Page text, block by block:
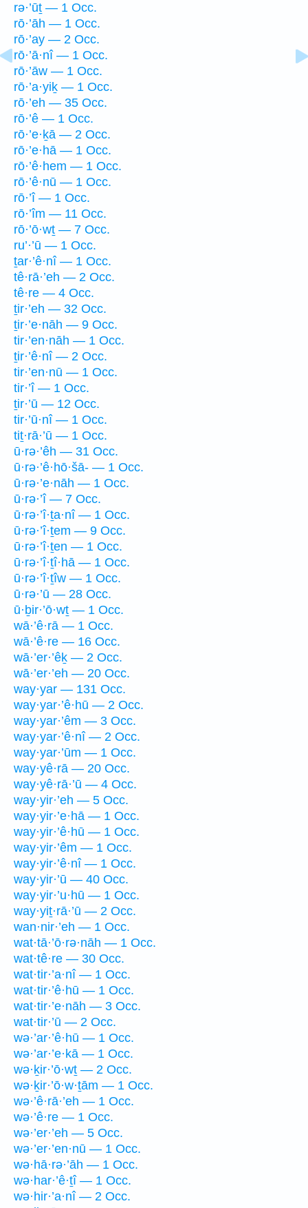
rə·’ūṯ — 1 Occ.
rō·’āh — 1 Occ.
rō·’ay — 2 Occ.
rō·’ā·nî — 1 Occ.
rō·’āw — 1 Occ.
rō·’a·yiḵ — 1 Occ.
rō·’eh — 35 Occ.
rō·’ê — 1 Occ.
rō·’e·ḵā — 2 Occ.
rō·’e·hā — 1 Occ.
rō·’ê·hem — 1 Occ.
rō·’ê·nū — 1 Occ.
rō·’î — 1 Occ.
rō·’îm — 11 Occ.
rō·’ō·wṯ — 7 Occ.
ru’·’ū — 1 Occ.
ṯar·’ê·nî — 1 Occ.
tê·rā·’eh — 2 Occ.
tê·re — 4 Occ.
ṯir·’eh — 32 Occ.
ṯir·’e·nāh — 9 Occ.
tir·’en·nāh — 1 Occ.
ṯir·’ê·nî — 2 Occ.
tir·’en·nū — 1 Occ.
tir·’î — 1 Occ.
ṯir·’ū — 12 Occ.
tir·’ū·nî — 1 Occ.
tiṯ·rā·’ū — 1 Occ.
ū·rə·’êh — 31 Occ.
ū·rə·’ê·hō·šā- — 1 Occ.
ū·rə·’e·nāh — 1 Occ.
ū·rə·’î — 7 Occ.
ū·rə·’î·ṯa·nî — 1 Occ.
ū·rə·’î·ṯem — 9 Occ.
ū·rə·’î·ṯen — 1 Occ.
ū·rə·’î·ṯî·hā — 1 Occ.
ū·rə·’î·ṯîw — 1 Occ.
ū·rə·’ū — 28 Occ.
ū·ḇir·’ō·wṯ — 1 Occ.
wā·’ê·rā — 1 Occ.
wā·’ê·re — 16 Occ.
wā·’er·’êḵ — 2 Occ.
wā·’er·’eh — 20 Occ.
way·yar — 131 Occ.
way·yar·’ê·hū — 2 Occ.
way·yar·’êm — 3 Occ.
way·yar·’ê·nî — 2 Occ.
way·yar·’ūm — 1 Occ.
way·yê·rā — 20 Occ.
way·yê·rā·’ū — 4 Occ.
way·yir·’eh — 5 Occ.
way·yir·’e·hā — 1 Occ.
way·yir·’ê·hū — 1 Occ.
way·yir·’êm — 1 Occ.
way·yir·’ê·nî — 1 Occ.
way·yir·’ū — 40 Occ.
way·yir·’u·hū — 1 Occ.
way·yiṯ·rā·’ū — 2 Occ.
wan·nir·’eh — 1 Occ.
wat·tā·’ō·rə·nāh — 1 Occ.
wat·tê·re — 30 Occ.
wat·tir·’a·nî — 1 Occ.
wat·tir·’ê·hū — 1 Occ.
wat·tir·’e·nāh — 3 Occ.
wat·tir·’ū — 2 Occ.
wə·’ar·’ê·hū — 1 Occ.
wə·’ar·’e·kā — 1 Occ.
wə·ḵir·’ō·wṯ — 2 Occ.
wə·ḵir·’ō·w·ṯām — 1 Occ.
wə·’ê·rā·’eh — 1 Occ.
wə·’ê·re — 1 Occ.
wə·’er·’eh — 5 Occ.
wə·’er·’en·nū — 1 Occ.
wə·hā·rə·’āh — 1 Occ.
wə·har·’ê·ṯî — 1 Occ.
wə·hir·’a·nî — 2 Occ.